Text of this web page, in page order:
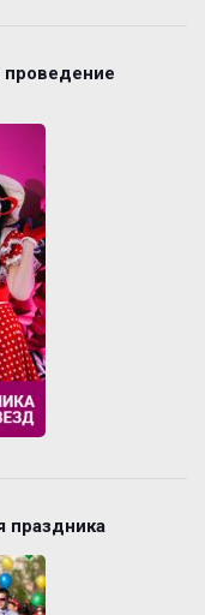
проведение
праздника